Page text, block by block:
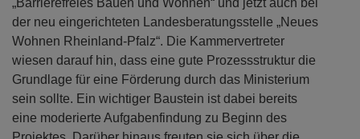
der neu eingerichteten Landesberatungsstelle „Neues
Wohnen Rheinland-Pfalz“. Die Kammervertreter
wiesen darauf hin, dass eine gute Prozessstruktur die
Grundlage für eine Förderung durch das Ministerium
sein sollte. Ein wichtiger Baustein ist dabei bereits
eine moderierte Aufgabenfindung zu Beginn des